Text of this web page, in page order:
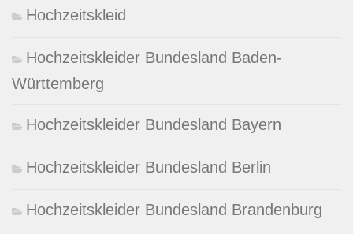
Hochzeitskleid
Hochzeitskleider Bundesland Baden-
Württemberg
Hochzeitskleider Bundesland Bayern
Hochzeitskleider Bundesland Berlin
Hochzeitskleider Bundesland Brandenburg